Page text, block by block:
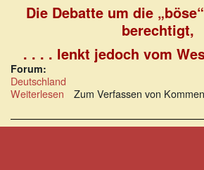
Die Debatte um die
berechtigt,
. . . . lenkt jedoch vom
Forum:
Deutschland
Weiterlesen über
Debatte
um
Zum Verfassen von